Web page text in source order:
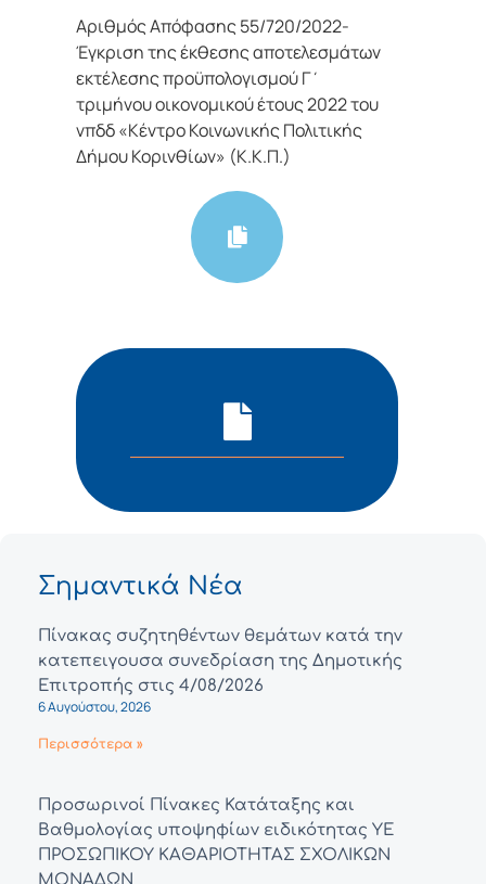
Αριθμός Απόφασης 55/720/2022-
Έγκριση της έκθεσης αποτελεσμάτων
εκτέλεσης προϋπολογισμού Γ΄
τριμήνου οικονομικού έτους 2022 του
νπδδ «Κέντρο Κοινωνικής Πολιτικής
Δήμου Κορινθίων» (Κ.Κ.Π.)
Σημαντικά Νέα
Πίνακας συζητηθέντων θεμάτων κατά την
κατεπειγουσα συνεδρίαση της Δημοτικής
Επιτροπής στις 4/08/2026
6 Αυγούστου, 2026
Περισσότερα »
Προσωρινοί Πίνακες Κατάταξης και
Βαθμολογίας υποψηφίων ειδικότητας ΥΕ
ΠΡΟΣΩΠΙΚΟΥ ΚΑΘΑΡΙΟΤΗΤΑΣ ΣΧΟΛΙΚΩΝ